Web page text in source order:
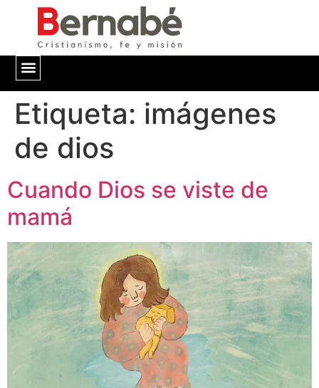
Etiqueta: imágenes
de dios
Cuando Dios se viste de
mamá